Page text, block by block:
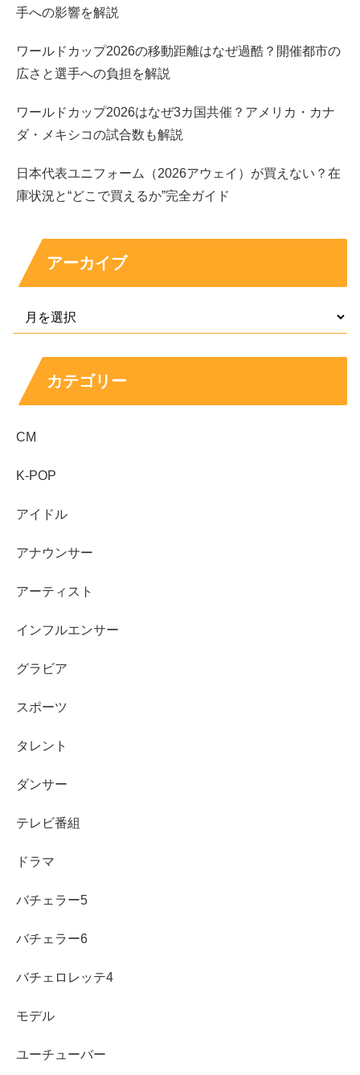
新宿野戦病院｜村木千佳役で見せる芯の強さ
二本目は「新宿野戦病院」です。石川萌香さんは村木千佳
ります。医療ドラマは展開が早く、登場人物も多いぶん、
役の輪郭がはっきりしていると視聴者が覚えやすいジャン
その点、村木千佳は背景を抱えつつも現場で踏ん張る姿が
す。ドラマとしての熱量も高いので、石川萌香さんの演技
をしっかり見たい人に向きます。
コタツがない家｜首藤凛奈役でテンポの良さが際
立つ
三本目は「コタツがない家」です。石川萌香さんは首藤凛
話のテンポや掛け合いが魅力の作品で、セリフ回しや空気
じむ人物像が、作品のユーモアと相性よくハマります。シ
知りたい人におすすめです。
まとめ
手への影響を解説
ワールドカップ2026の移動距離はなぜ過酷？開催都市の
広さと選手への負担を解説
ワールドカップ2026はなぜ3カ国共催？アメリカ・カナ
ダ・メキシコの試合数も解説
日本代表ユニフォーム（2026アウェイ）が買えない？在
庫状況と“どこで買えるか”完全ガイド
アーカイブ
カテゴリー
CM
K-POP
アイドル
アナウンサー
アーティスト
インフルエンサー
グラビア
スポーツ
タレント
ダンサー
テレビ番組
ドラマ
バチェラー5
バチェラー6
バチェロレッテ4
モデル
ユーチューバー